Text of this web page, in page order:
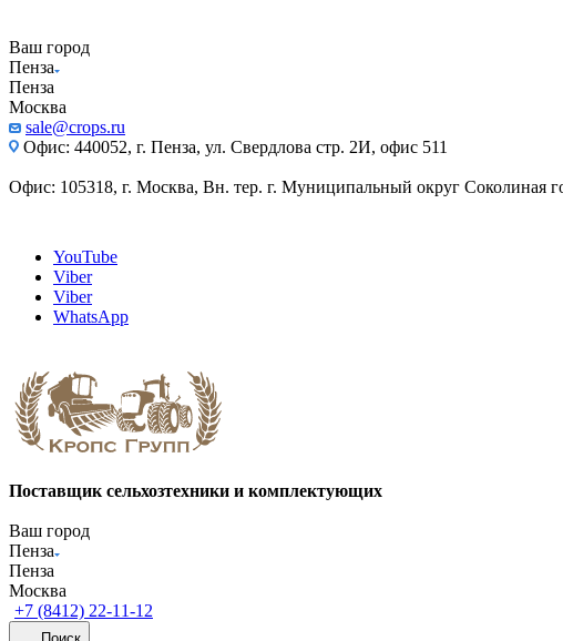
Ваш город
Пенза
Пенза
Москва
sale@crops.ru
Офис: 440052, г. Пенза, ул. Свердлова стр. 2И, офис 511
Офис: 105318, г. Москва, Вн. тер. г. Муниципальный округ Соколиная
YouTube
Viber
Viber
WhatsApp
Поставщик сельхозтехники и комплектующих
Ваш город
Пенза
Пенза
Москва
+7 (8412) 22-11-12